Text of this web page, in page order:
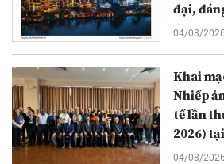
đại,
04/08/
Khai
Nhiếp
tế lần
2026)
04/08/